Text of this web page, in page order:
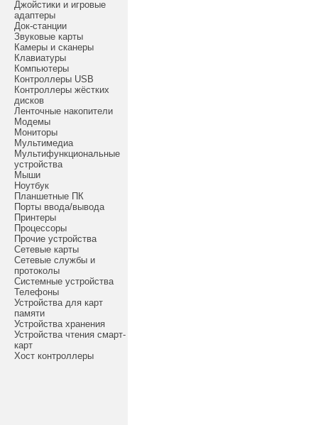
Джойстики и игровые
адаптеры
Док-станции
Звуковые карты
Камеры и сканеры
Клавиатуры
Компьютеры
Контроллеры USB
Контроллеры жёстких
дисков
Ленточные накопители
Модемы
Мониторы
Мультимедиа
Мультифункциональные
устройства
Мыши
Ноутбук
Планшетные ПК
Порты ввода/вывода
Принтеры
Процессоры
Прочие устройства
Сетевые карты
Сетевые службы и
протоколы
Системные устройства
Телефоны
Устройства для карт
памяти
Устройства хранения
Устройства чтения смарт-
карт
Хост контроллеры